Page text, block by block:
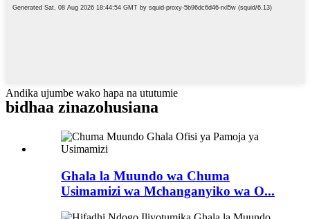
Andika ujumbe wako hapa na ututumie
bidhaa zinazohusiana
Ghala la Muundo wa Chuma
Usimamizi wa Mchanganyiko wa O...